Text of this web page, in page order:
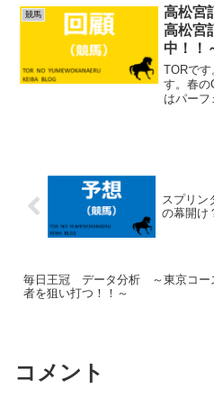
は想像で
想定です
競馬
高松
高松宮
中！！
TORです
す。春
はパーフ
スプリ
の幕開け
毎日王冠 データ分析 ～東京コー
者を狙い打つ！！～
コメント